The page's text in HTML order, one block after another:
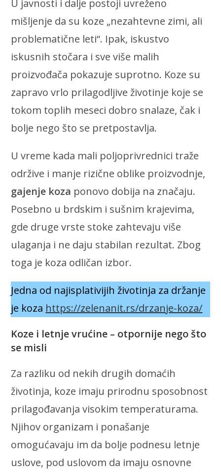
U javnosti i dalje postoji uvreženo
mišljenje da su koze „nezahtevne zimi, ali
problematične leti“. Ipak, iskustvo
iskusnih stočara i sve više malih
proizvođača pokazuje suprotno. Koze su
zapravo vrlo prilagodljive životinje koje se
tokom toplih meseci dobro snalaze, čak i
bolje nego što se pretpostavlja.
U vreme kada mali poljoprivrednici traže
održive i manje rizične oblike proizvodnje,
gajenje koza ponovo dobija na značaju.
Posebno u brdskim i sušnim krajevima,
gde druge vrste stoke zahtevaju više
ulaganja i ne daju stabilan rezultat. Zbog
toga je koza odličan izbor.
Jedna od najisplativijih životinja za držanje
je koza https://zelenanit.rs/drzanje-koza/
Koze i letnje vrućine – otpornije nego što
se misli
Za razliku od nekih drugih domaćih
životinja, koze imaju prirodnu sposobnost
prilagođavanja visokim temperaturama.
Njihov organizam i ponašanje
omogućavaju im da bolje podnesu letnje
uslove, pod uslovom da imaju osnovne